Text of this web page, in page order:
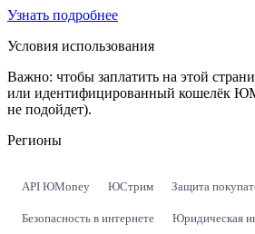
Узнать подробнее
Условия использования
Важно: чтобы заплатить на этой
или идентифицированный кошелёк
не подойдет).
Регионы
API ЮMoney ЮСтрим Защита
Безопасность в интернете Юридическая